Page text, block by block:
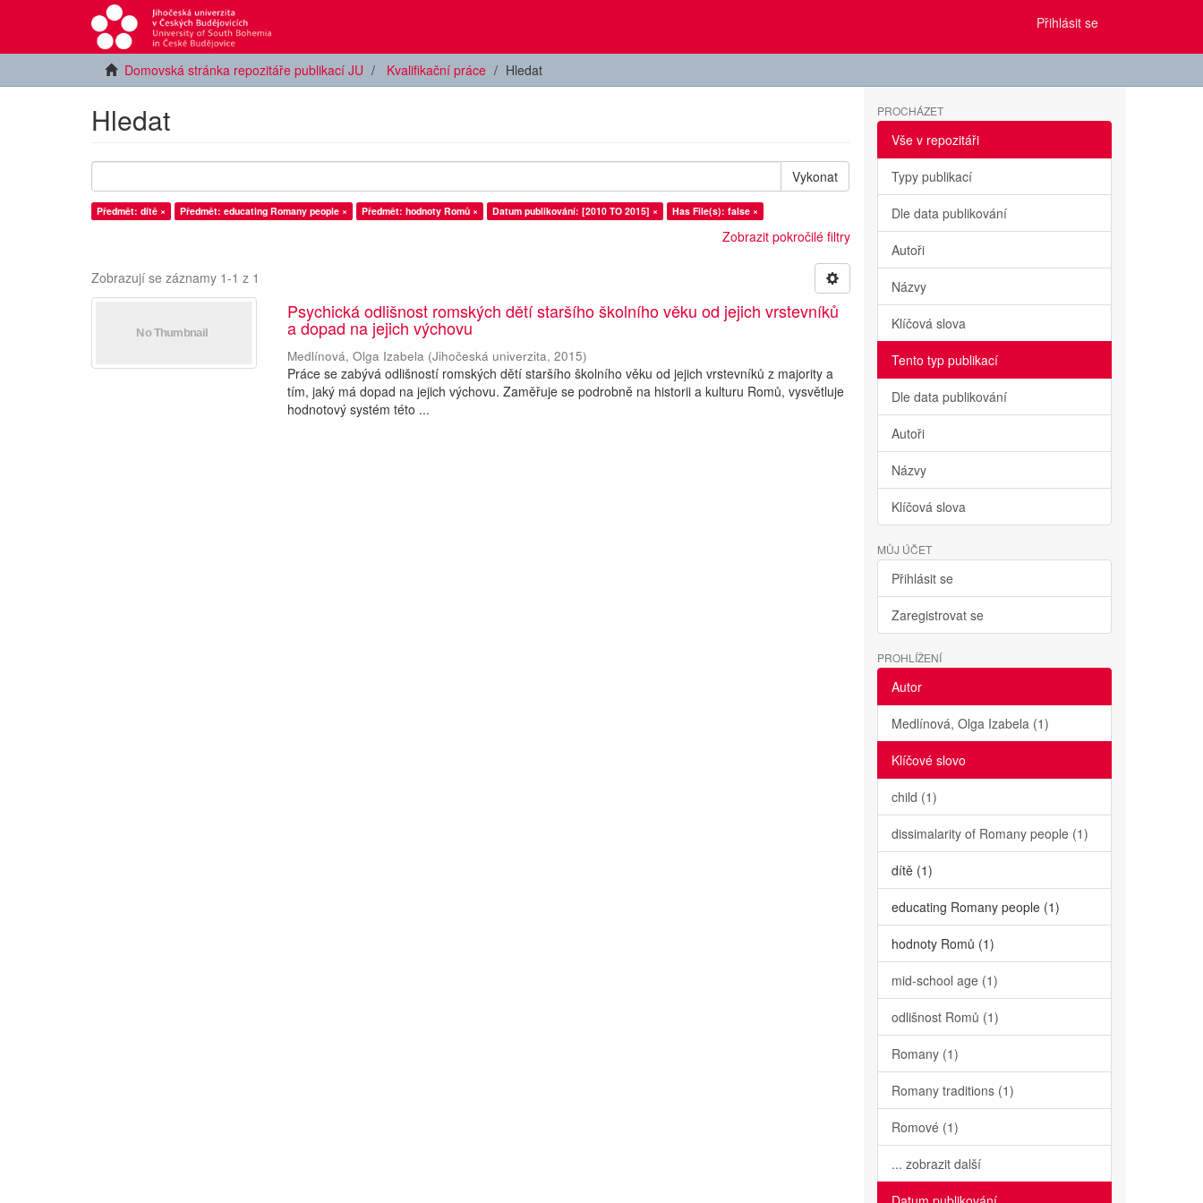
Přihlásit se
Domovská stránka repozitáře publikací JU Kvalifikační práce Hledat
Hledat
Vykonat
Předmět: dítě × Předmět: educating Romany people × Předmět: hodnoty Romů × Datum publikování: [2010 TO 2015] × Has File(s): false ×
Zobrazit pokročilé filtry
Zobrazují se záznamy 1-1 z 1
Psychická odlišnost romských dětí staršího školního věku od jejich vrstevníků
a dopad na jejich výchovu
Medlínová, Olga Izabela (Jihočeská univerzita,2015)
Práce se zabývá odlišností romských dětí staršího školního věku od jejich vrstevníků z majority a
tím, jaký má dopad na jejich výchovu. Zaměřuje se podrobně na historii a kulturu Romů, vysvětluje
hodnotový systém této ...
PROCHÁZET
Vše v repozitáři
Typy publikací
Dle data publikování
Autoři
Názvy
Klíčová slova
Tento typ publikací
Dle data publikování
Autoři
Názvy
Klíčová slova
MŮJ ÚČET
Přihlásit se
Zaregistrovat se
PROHLÍŽENÍ
Autor
Medlínová, Olga Izabela (1)
Klíčové slovo
child (1)
dissimalarity of Romany people (1)
dítě (1)
educating Romany people (1)
hodnoty Romů (1)
mid-school age (1)
odlišnost Romů (1)
Romany (1)
Romany traditions (1)
Romové (1)
... zobrazit další